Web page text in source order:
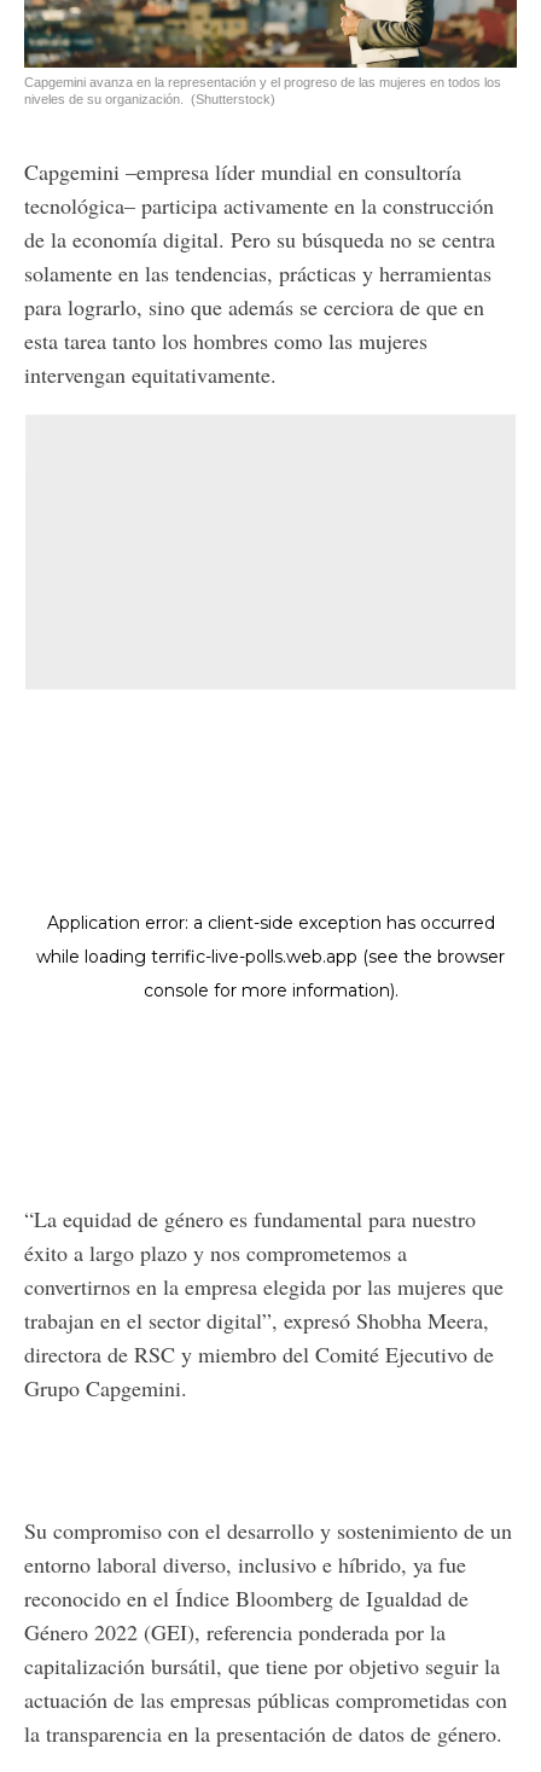
Capgemini avanza en la representación y el progreso de las mujeres en todos los
niveles de su organización.
(Shutterstock)
Capgemini –empresa líder mundial en consultoría
tecnológica– participa activamente en la construcción
de la economía digital. Pero su búsqueda no se centra
solamente en las tendencias, prácticas y herramientas
para lograrlo, sino que además se cerciora de que en
esta tarea tanto los hombres como las mujeres
intervengan equitativamente.
“La equidad de género es fundamental para nuestro
éxito a largo plazo y nos comprometemos a
convertirnos en la empresa elegida por las mujeres que
trabajan en el sector digital”, expresó Shobha Meera,
directora de RSC y miembro del Comité Ejecutivo de
Grupo Capgemini.
Su compromiso con el desarrollo y sostenimiento de un
entorno laboral diverso, inclusivo e híbrido, ya fue
reconocido en el Índice Bloomberg de Igualdad de
Género 2022 (GEI), referencia ponderada por la
capitalización bursátil, que tiene por objetivo seguir la
actuación de las empresas públicas comprometidas con
la transparencia en la presentación de datos de género.